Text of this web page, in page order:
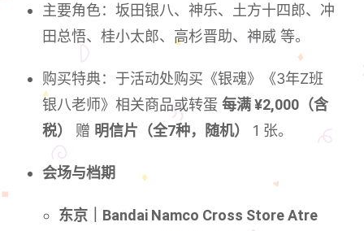
主要角色：坂田银八、神乐、土方十四郎、冲
田总悟、桂小太郎、高杉晋助、神威 等。
购买特典：于活动处购买《银魂》《3年Z班
银八老师》相关商品或转蛋每满 ¥2,000（含
税）
赠 明信片（全7种，随机） 1 张。
会场与档期
东京｜Bandai Namco Cross Store Atre